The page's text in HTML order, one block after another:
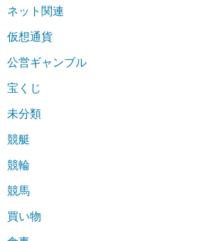
ネット関連
仮想通貨
公営ギャンブル
宝くじ
未分類
競艇
競輪
競馬
買い物